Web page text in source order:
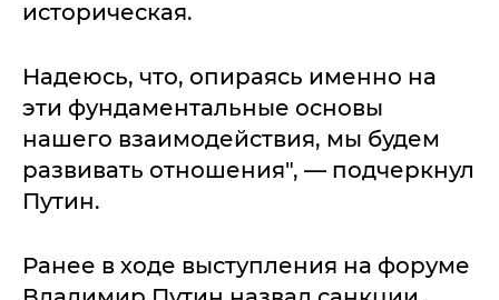
историческая.
Надеюсь, что, опираясь именно на
эти фундаментальные основы
нашего взаимодействия, мы будем
развивать отношения", — подчеркнул
Путин.
Ранее в ходе выступления на форуме